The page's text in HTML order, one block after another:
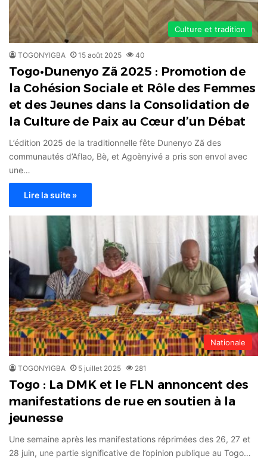
Culture et tradition
TOGONYIGBA 15 août 2025 40
Togo•Dunenyo Zã 2025 : Promotion de
la Cohésion Sociale et Rôle des Femmes
et des Jeunes dans la Consolidation de
la Culture de Paix au Cœur d’un Débat
L’édition 2025 de la traditionnelle fête Dunenyo Zã des
communautés d’Aflao, Bè, et Agoènyivé a pris son envol avec
une…
Lire la suite »
Nationale
TOGONYIGBA 5 juillet 2025 281
Togo : La DMK et le FLN annoncent des
manifestations de rue en soutien à la
jeunesse
Une semaine après les manifestations réprimées des 26, 27 et
28 juin, une partie significative de l’opinion publique au Togo…